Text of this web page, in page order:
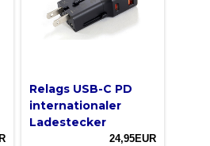
Relags USB-C PD
internationaler
Ladestecker
24,95EUR